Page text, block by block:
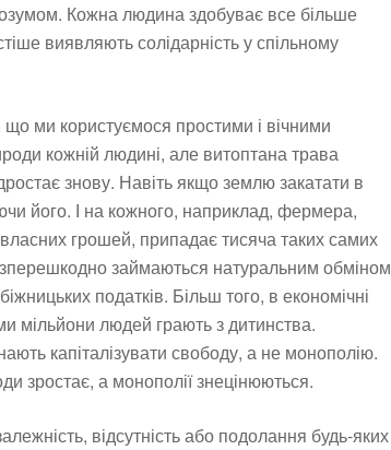
Кожна людина здобуває все більше
виявляють солідарність у спільному
ми користуємося простими і вічними
кожній людині, але витоптана трава
знову. Навіть якщо землю закатати в
його. І на кожного, наприклад, фермера,
грошей, припадає тисяча таких самих
займаються натуральним обміном
податків. Більш того, в економічні
мільйони людей грають з дитинства.
капіталізувати свободу, а не монополію.
зростає, а монополії знецінюються.
відсутність або подолання будь-яких